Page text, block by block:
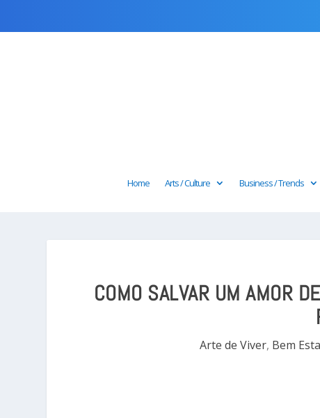
Home Arts / Culture Business / Trends
COMO SALVAR UM AMOR
Arte de Viver, Bem